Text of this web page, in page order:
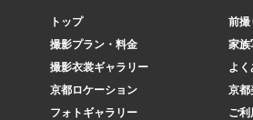
トップ
撮影プラン・料金
撮影衣裳ギャラリー
京都ロケーション
フォトギャラリー
前撮
家族
よく
京都
ご